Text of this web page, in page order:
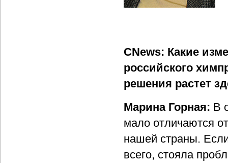
CNews: Какие
российского
решения растет
Марина Горная: В
мало отличаются
нашей страны.
всего, стояла